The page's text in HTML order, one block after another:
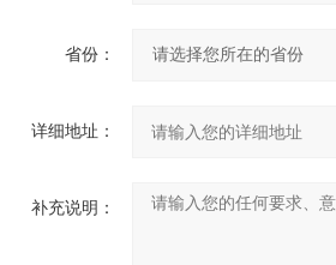
省份：
详细地址：
补充说明：